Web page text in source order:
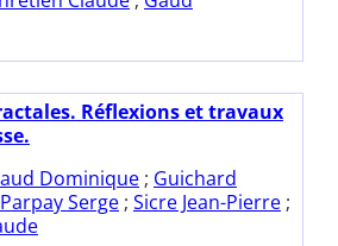
Réflexions et travaux
Dominique ; Guichard
Parpay Serge ; Sicre Jean-Pierre ;